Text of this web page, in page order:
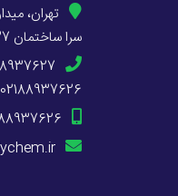
تهران،
سرا ساختمان 637طبقه 8 واحد802
02188937626